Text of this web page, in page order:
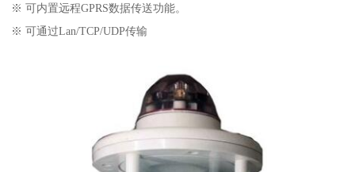
※ 可内置远程GPRS数据传送功能。
※ 可通过Lan/TCP/UDP传输